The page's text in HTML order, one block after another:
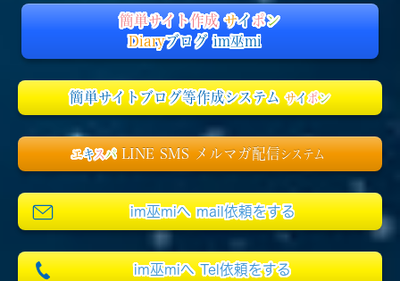
簡単サイト作成サイポン
Diaryブログ im巫mi
簡単サイトブログ等作成システム サイポン
エキスパ LINE SMS メルマガ配信システム
im巫miへ mail依頼をする
im巫miへ Tel依頼をする